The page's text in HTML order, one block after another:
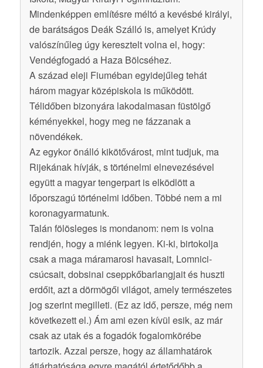
Mindenképpen említésre méltó a kevésbé királyi,
de barátságos Deák Szálló is, amelyet Krúdy
valószínűleg úgy keresztelt volna el, hogy:
Vendégfogadó a Haza Bölcséhez.
A század eleji Fiuméban egyidejűleg tehát
három magyar középiskola is működött.
Télidőben bizonyára lakodalmasan füstölgő
kéményekkel, hogy meg ne fázzanak a
növendékek.
Az egykor önálló kikötővárost, mint tudjuk, ma
Rijekának hívják, s történelmi elnevezésével
együtt a magyar tengerpart is elködlött a
lőporszagú történelmi időben. Többé nem a mi
koronagyarmatunk.
Talán fölösleges is mondanom: nem is volna
rendjén, hogy a miénk legyen. Ki-ki, birtokolja
csak a maga máramarosi havasait, Lomnici-
csúcsait, dobsinai cseppkőbarlangjait és huszti
erdőit, azt a dörmögői világot, amely természetes
jog szerint megilleti. (Ez az idő, persze, még nem
következett el.) Ám ami ezen kívül esik, az már
csak az utak és a fogadók fogalomkörébe
tartozik. Azzal persze, hogy az államhatárok